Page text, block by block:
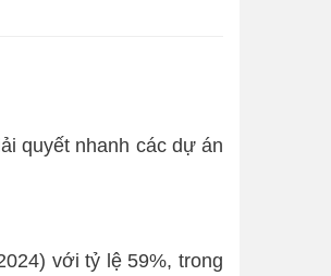
quyết nhanh các dự án
với tỷ lệ 59%, trong